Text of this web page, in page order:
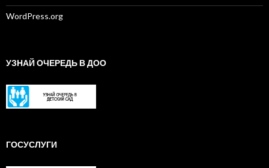
WordPress.org
УЗНАЙ ОЧЕРЕДЬ В ДОО
ГОСУСЛУГИ